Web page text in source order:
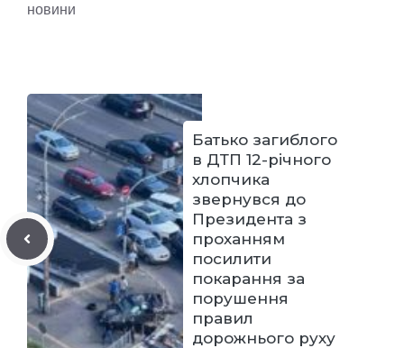
новини
Батько загиблого
в ДТП 12-річного
хлопчика
звернувся до
Президента з
проханням
посилити
покарання за
порушення
правил
дорожнього руху